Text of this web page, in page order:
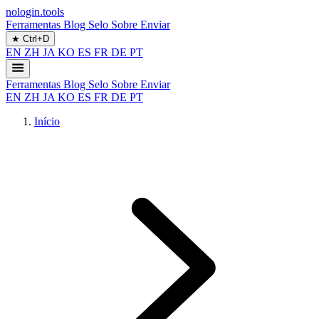
nologin.tools
Ferramentas Blog Selo Sobre Enviar
★ Ctrl+D
EN ZH JA KO ES FR DE PT
Ferramentas Blog Selo Sobre Enviar
EN ZH JA KO ES FR DE PT
Início